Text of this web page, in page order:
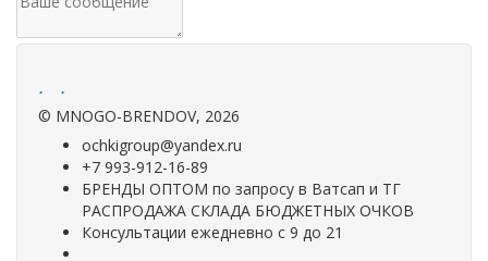
. .
© MNOGO-BRENDOV, 2026
ochkigroup@yandex.ru
+7 993-912-16-89
БРЕНДЫ ОПТОМ по запросу в Ватсап и ТГ
РАСПРОДАЖА СКЛАДА БЮДЖЕТНЫХ ОЧКОВ
Консультации ежедневно с 9 до 21